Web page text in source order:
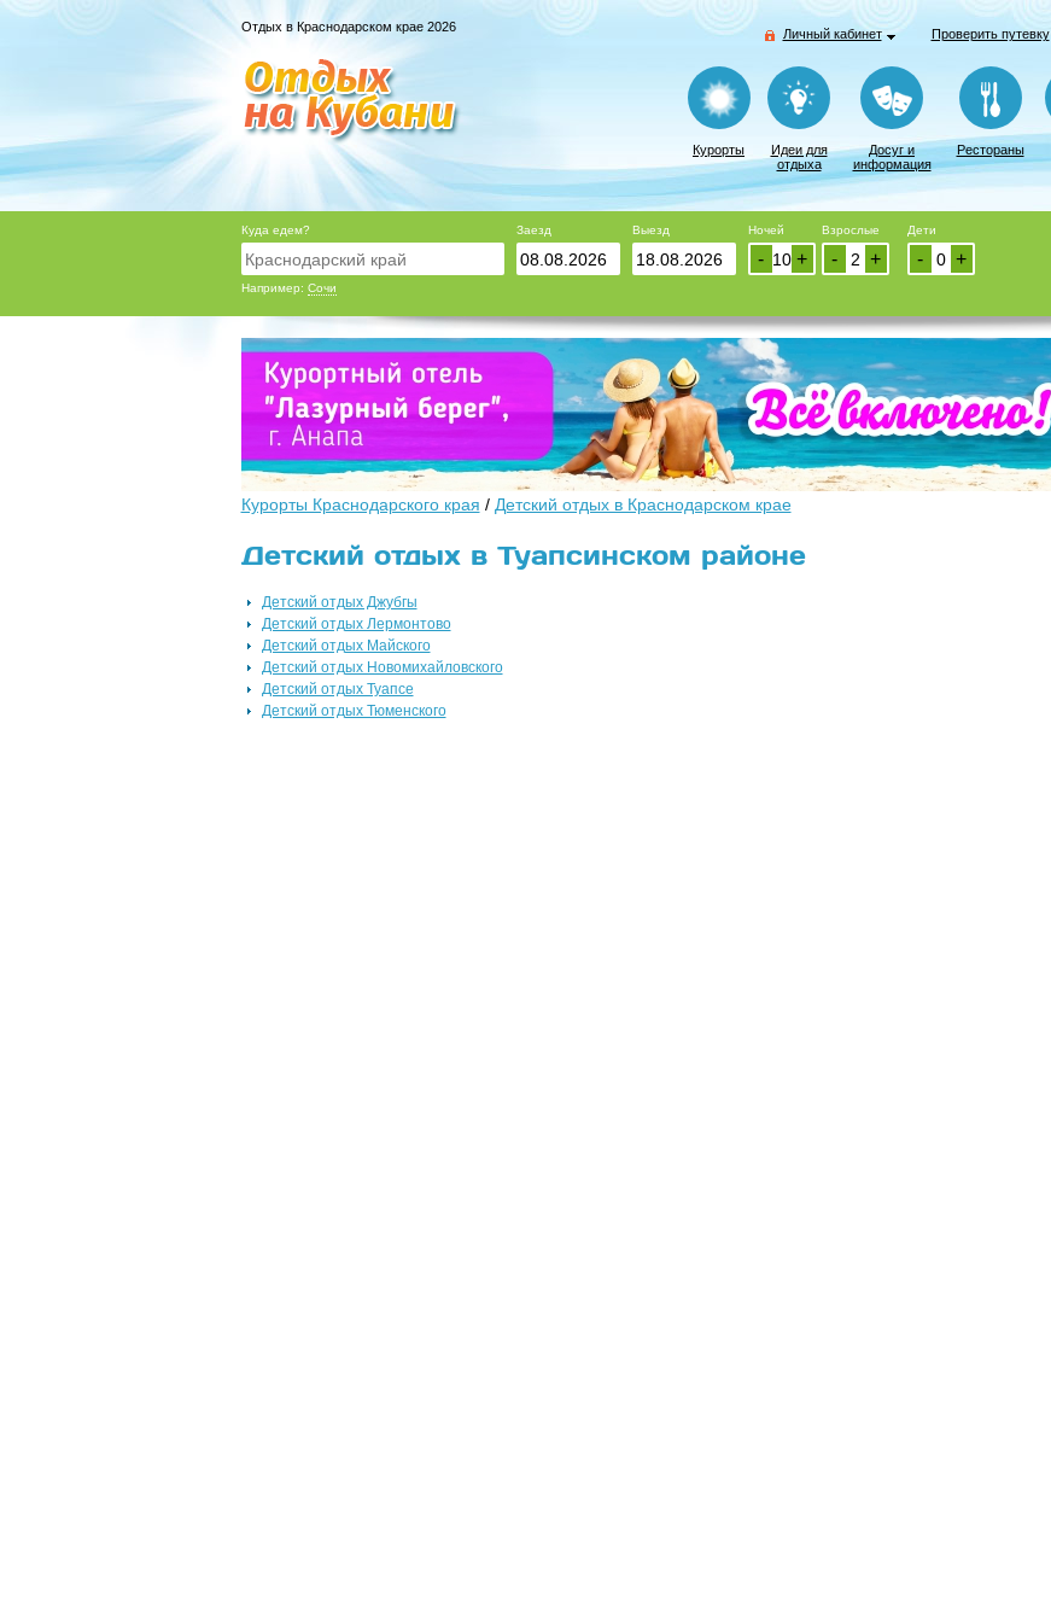
Отдых в Краснодарском крае 2026 Личный кабинет Проверить путевку
Курорты
Идеи для
отдыха
Досуг и
информация
Рестораны
Куда едем?
Например: Сочи
Заезд Выезд Ночей
+
-
Взрослые
+
-
Дети
+
-
Курорты Краснодарского края / Детский отдых в Краснодарском крае
Детский отдых в Туапсинском районе
Детский отдых Джубгы
Детский отдых Лермонтово
Детский отдых Майского
Детский отдых Новомихайловского
Детский отдых Туапсе
Детский отдых Тюменского